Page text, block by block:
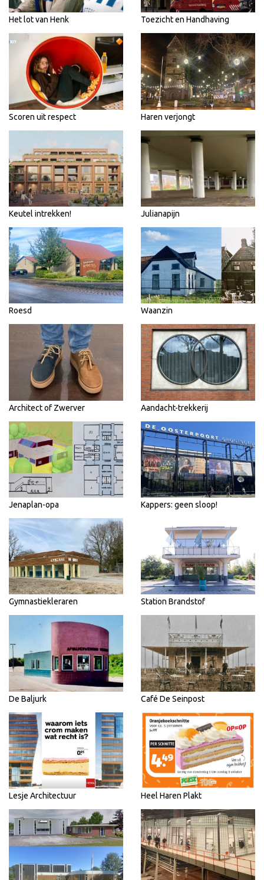
Het lot van Henk Toezicht en Handhaving
Scoren uit respect Haren verjongt
Keutel intrekken! Julianapijn
Roesd Waanzin
Architect of Zwerver Aandacht-trekkerij
Jenaplan-opa Kappers: geen sloop!
Gymnastiekleraren Station Brandstof
De Baljurk Café De Seinpost
Lesje Architectuur Heel Haren Plakt